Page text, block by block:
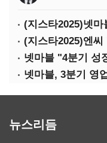
넷마블 "4분기 성
넷마블, 3분기 영
뉴스리듬